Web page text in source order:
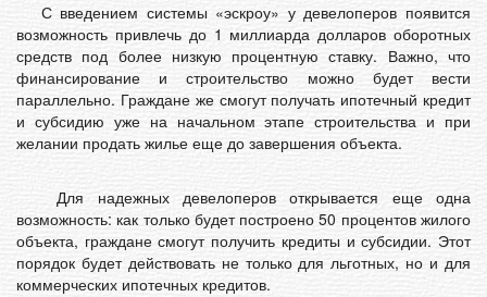
С введением системы «эскроу» у девелоперов появится
возможность привлечь до 1 миллиарда долларов оборотных
средств под более низкую процентную ставку. Важно, что
финансирование и строительство можно будет вести
параллельно. Граждане же смогут получать ипотечный кредит
и субсидию уже на начальном этапе строительства и при
желании продать жилье еще до завершения объекта.
Для надежных девелоперов открывается еще одна
возможность: как только будет построено 50 процентов жилого
объекта, граждане смогут получить кредиты и субсидии. Этот
порядок будет действовать не только для льготных, но и для
коммерческих ипотечных кредитов.